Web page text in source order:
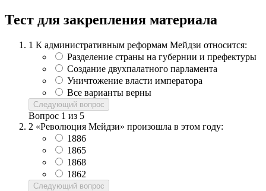
Тест для закрепления материала
1 К административным реформам Мейдзи относится:
Разделение страны на губернии и префектуры
Создание двухпалатного парламента
Уничтожение власти императора
Все варианты верны
Следующий вопрос
Вопрос 1 из 5
2 «Революция Мейдзи» произошла в этом году:
1886
1865
1868
1862
Следующий вопрос